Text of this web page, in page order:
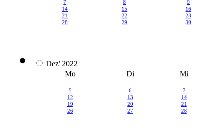
7 8
9
14
15
16
21
22
23
28
29 30
Dez' 2022
Mo
Di Mi
5 6
7
12
13
14
19
20
21
26
27 28